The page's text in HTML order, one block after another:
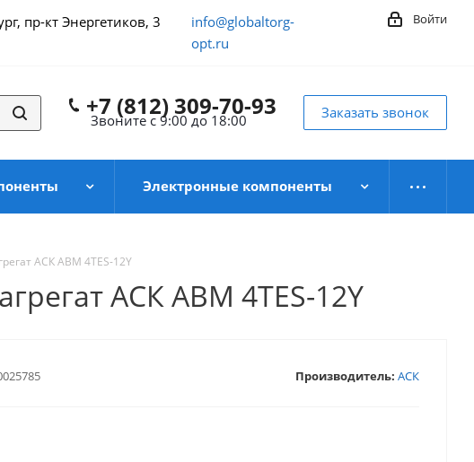
Войти
info@globaltorg-
opt.ru
пр-кт Энергетиков, 3
+7 (812) 309-70-93
Звоните с 9:00 до 18:00 Заказать звонок
Электронные компоненты
АСК АВM 4TES-12Y
АСК АВM 4TES-12Y
Производитель: АСК